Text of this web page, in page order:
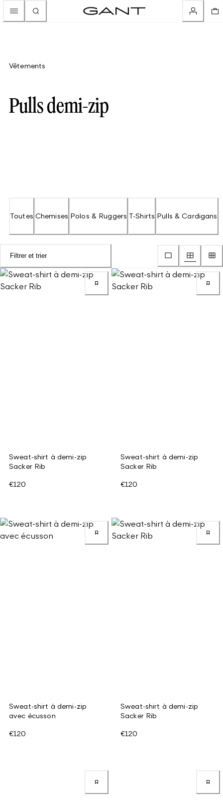
Vêtements
Pulls demi-zip
Toutes Chemises Polos & Ruggers T-Shirts Pulls & Cardigans
Filtrer et trier
Sweat-shirt à demi-zip
Sacker Rib
€120
Sweat-shirt à demi-zip
Sacker Rib
€120
Sweat-shirt à demi-zip
avec écusson
€120
Sweat-shirt à demi-zip
Sacker Rib
€120